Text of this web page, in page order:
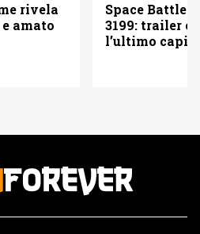
rivela
amato
Space
3199: trailer e
l’ultimo